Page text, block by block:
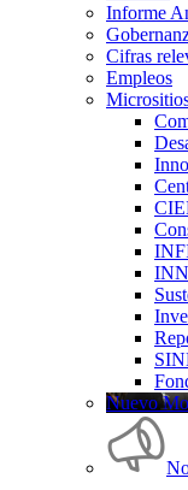
Informe
Cifras
Empleos
Nuevo